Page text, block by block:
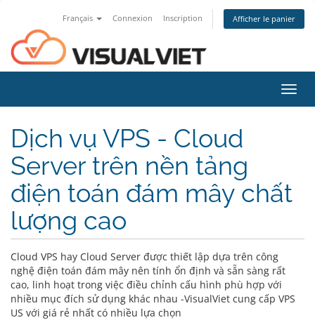
Français Connexion Inscription Afficher le panier
la
Dịch vụ VPS - Cloud
Server trên nền tảng
điện toán đám mây chất
lượng cao
Cloud VPS hay Cloud Server được thiết lập dựa trên công
nghệ điện toán đám mây nên tính ổn định và sẵn sàng rất
cao, linh hoạt trong việc điều chỉnh cấu hình phù hợp với
nhiều mục đích sử dụng khác nhau -VisualViet cung cấp VPS
US với giá rẻ nhất có nhiều lựa chọn